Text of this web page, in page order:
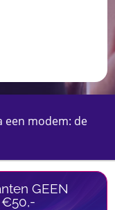
een modem: de
GEEN
€50,-